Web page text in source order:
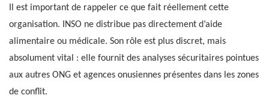
Il est important de rappeler ce que fait réellement cette
organisation. INSO ne distribue pas directement d’aide
alimentaire ou médicale. Son rôle est plus discret, mais
absolument vital : elle fournit des analyses sécuritaires pointues
aux autres ONG et agences onusiennes présentes dans les zones
de conflit.